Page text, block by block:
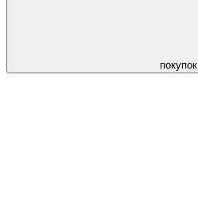
покупок